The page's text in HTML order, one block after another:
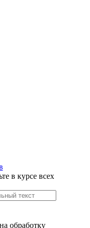
в курсе всех
обработку